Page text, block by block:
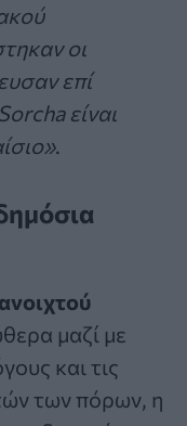
οι
επί
είναι
.
ανοιχτού
μαζί με
και τις
των πόρων, η